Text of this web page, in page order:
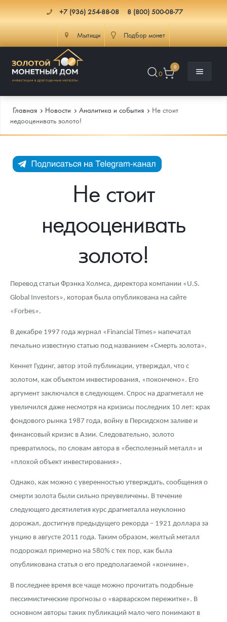
+7 (936) 254-88-08 8 (800) 500-08-77
Мытищи Подбор монет
0
0
Каталог Монет
Инвестиционные монеты
Памятные монеты России и СССР
Монеты Царской России
Монеты стран мира после 1950г
Монеты и жетоны ЗМД
Золотой червонец Сеятель
Гарри Поттер
Год Лошади
Флот: ледоколы и корабли
Ювелирные изделия
Русская нумизматика
Золотая карманная галерея
Монеты и жетоны из недрагоценных металлов
Книги по нумизматике
Инфо
Выкуп монет
Выкуп серебряных монет
Условия возврата
Монеты
Политика конфиденциальности
Положение по обработке и защите персональных данных
Распродажа монет и жетонов
Итоги 2025 года. Прогноз курсов золота, серебра, платины на
2026 год
Cтатьи
Георгий Победоносец - динамика цен
Курс золота и серебра
Контакты
Письмо директору
Пресс-служба
Главная Новости Аналитика и события
Не стоит
недооценивать золото!
Не стоит
недооценивать
золото!
Перевод статьи Фрэнка Холмса, директора компании «U.S.
Global Investors», которая была опубликована на сайте
«Forbes».
В декабре 1997 года журнал «Financial Times» напечатал
печально известную статью под названием «Смерть золота».
Кеннет Гудинг, автор этой публикации, утверждал, что с
золотом, как объектом инвестирования, «покончено». Его
аргумент заключался в следующем. Спрос на драгметалл не
увеличился даже несмотря на кризисы последних 10 лет: крах
фондового рынка 1987 года, войну в Персидском заливе и
финансовый кризис в Азии. Следовательно, золото
превратилось, по словам автора в «бесполезный металл» и
«плохой объект инвестирования».
Однако, как можно с уверенностью утверждать, сообщения о
смерти золота были сильно преувеличены. В течение
следующего десятилетия курс драгметалла неуклонно
дорожал, достигнув предыдущего рекорда – 1921 доллара за
унцию в августе 2011 года. Таким образом, желтый металл
подорожал примерно на 580% с тех пор, как была
опубликована статья о его предполагаемой «кончине».
В последнее время все чаще можно прочитать подобные
пессимистические прогнозы о «варварском пережитке». В
основном авторы таких публикаций мало чего понимают в